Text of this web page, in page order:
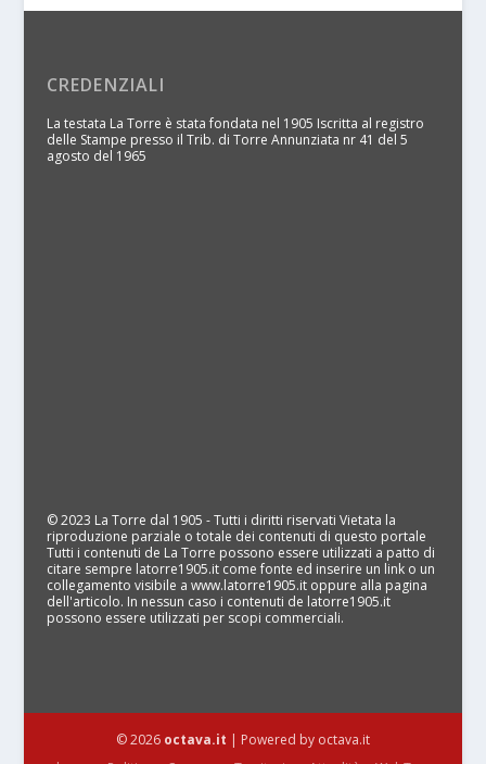
CREDENZIALI
La testata La Torre è stata fondata nel 1905 Iscritta al registro
delle Stampe presso il Trib. di Torre Annunziata nr 41 del 5
agosto del 1965
© 2023 La Torre dal 1905 - Tutti i diritti riservati Vietata la
riproduzione parziale o totale dei contenuti di questo portale
Tutti i contenuti de La Torre possono essere utilizzati a patto di
citare sempre latorre1905.it come fonte ed inserire un link o un
collegamento visibile a www.latorre1905.it oppure alla pagina
dell'articolo. In nessun caso i contenuti de latorre1905.it
possono essere utilizzati per scopi commerciali.
© 2026 octava.it | Powered by octava.it